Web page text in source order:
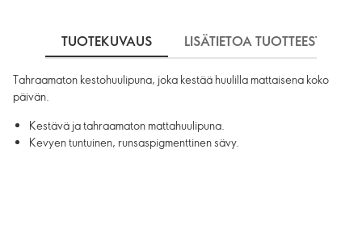
TUOTEKUVAUS LISÄTIETOA TUOTTEESTA
Tahraamaton kestohuulipuna, joka kestää huulilla mattaisena koko
päivän.
Kestävä ja tahraamaton mattahuulipuna.
Kevyen tuntuinen, runsaspigmenttinen sävy.